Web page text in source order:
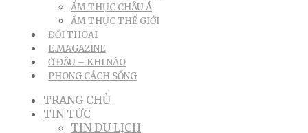
ẨM THỰC CHÂU Á
ẨM THỰC THẾ GIỚI
ĐỐI THOẠI
E.MAGAZINE
Ở ĐÂU – KHI NÀO
PHONG CÁCH SỐNG
TRANG CHỦ
TIN TỨC
TIN DU LỊCH